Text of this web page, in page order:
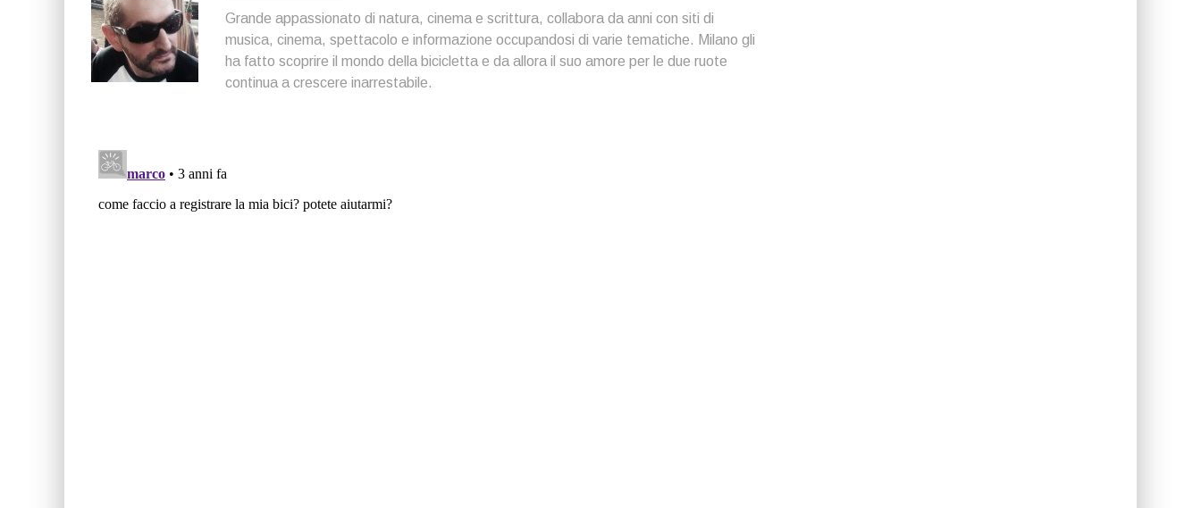
Grande appassionato di natura, cinema e scrittura, collabora da anni con siti di
musica, cinema, spettacolo e informazione occupandosi di varie tematiche. Milano gli
ha fatto scoprire il mondo della bicicletta e da allora il suo amore per le due ruote
continua a crescere inarrestabile.